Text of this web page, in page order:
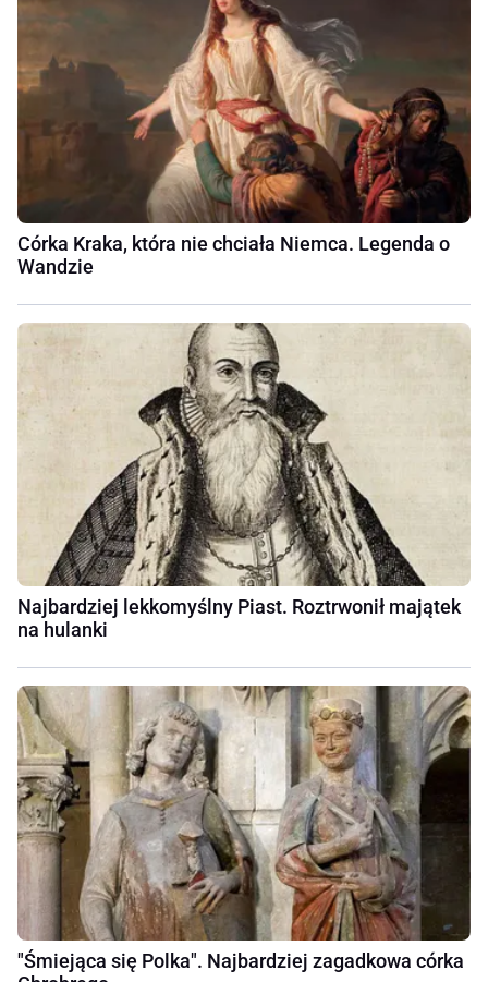
Córka Kraka, która nie chciała Niemca. Legenda o
Wandzie
Najbardziej lekkomyślny Piast. Roztrwonił majątek
na hulanki
"Śmiejąca się Polka". Najbardziej zagadkowa córka